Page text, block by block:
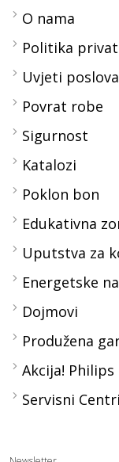
O nama
Politika
Uvjeti
Povrat robe
Sigurnost
Katalozi
Poklon bon
Edukativna
Uputstva za
Energetske
Dojmovi
Produžena
Akcija! Philips
Servisni